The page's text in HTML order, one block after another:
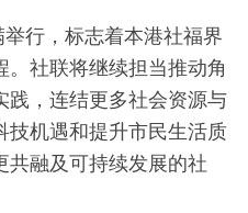
举行，标志着本港社福界
社联将继续担当推动角
践，连结更多社会资源与
技机遇和提升市民生活质
共融及可持续发展的社